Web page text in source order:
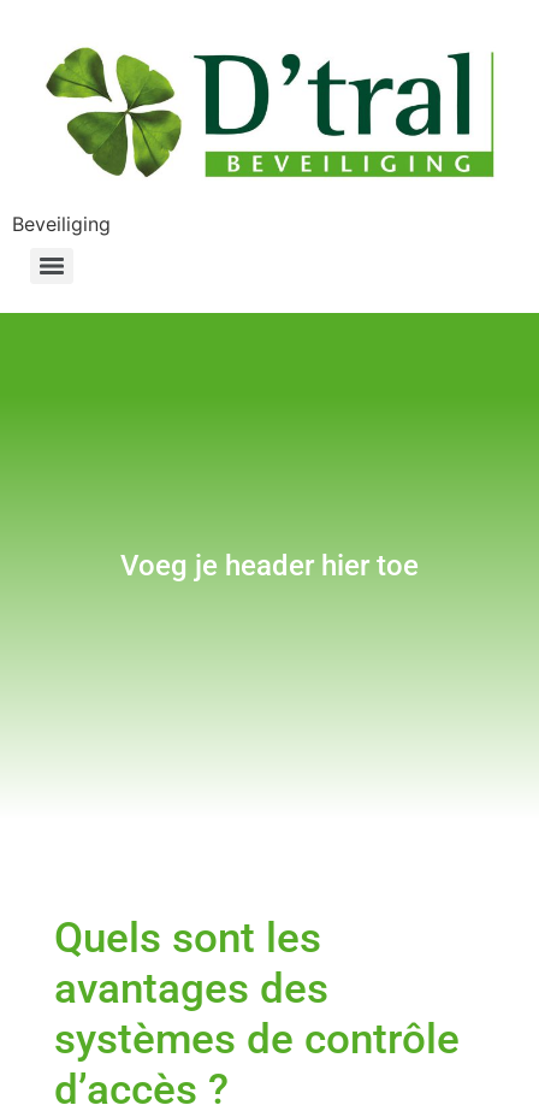
Beveiliging
Voeg je header hier toe
Quels sont les
avantages des
systèmes de contrôle
d’accès ?